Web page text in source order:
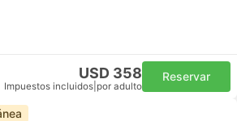
USD 358
Impuestos incluidos por adulto
Reservar